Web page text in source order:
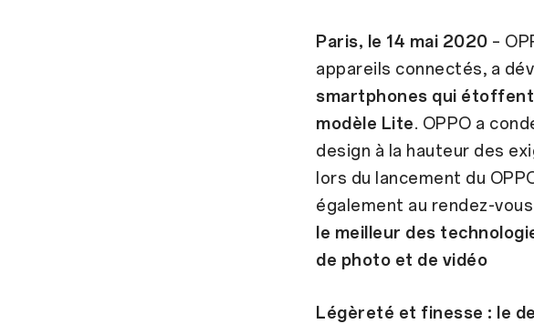
Paris, le 14 mai 2020 –
appareils connectés, a
smartphones qui étoffent
modèle Lite. OPPO a
design à la hauteur des
lors du lancement du
également au rendez-
le meilleur des
de photo et de vidéo
Légèreté et finesse : le